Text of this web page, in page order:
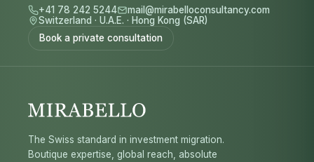
+41 78 242 5244
mail@mirabelloconsultancy.com
Switzerland · U.A.E. · Hong Kong (SAR)
Book a private consultation
The Swiss standard in investment migration.
Boutique expertise, global reach, absolute